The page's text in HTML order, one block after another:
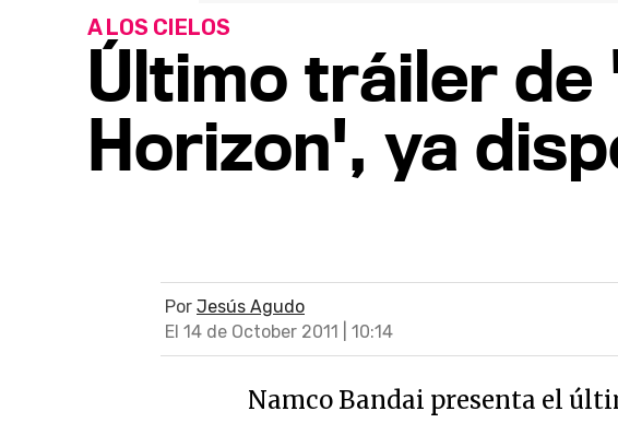
Último tráiler de
Horizon', ya
A LOS CIELOS
Por Jesús Agudo
El 14 de October 2011 | 10:14
Namco Bandai presenta el